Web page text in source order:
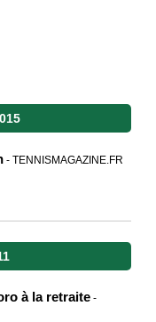
- TENNISMAGAZINE.FR
à la retraite -